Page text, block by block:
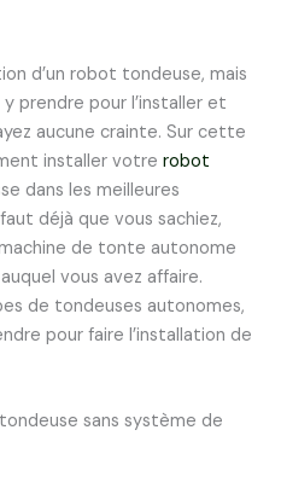
d’un robot tondeuse, mais
prendre pour l’installer et
aucune crainte. Sur cette
installer votre robot
dans les meilleures
déjà que vous sachiez,
machine de tonte autonome
vous avez affaire.
de tondeuses autonomes,
pour faire l’installation de
sans système de